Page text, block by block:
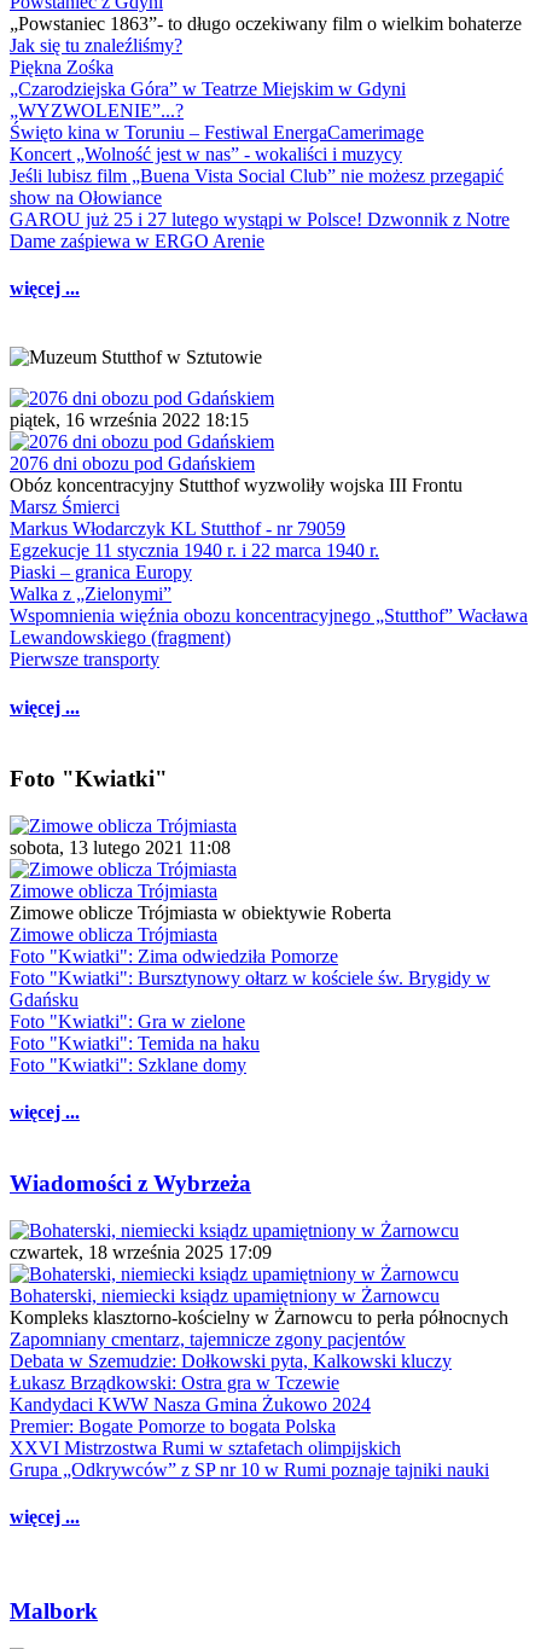
„Powstaniec 1863”- to długo oczekiwany film o wielkim bohaterze
Jak się tu znaleźliśmy?
Piękna Zośka
„Czarodziejska Góra” w Teatrze Miejskim w Gdyni
„WYZWOLENIE”...?
Święto kina w Toruniu – Festiwal EnergaCamerimage
Koncert „Wolność jest w nas” - wokaliści i muzycy
Jeśli lubisz film „Buena Vista Social Club” nie możesz przegapić
show na Ołowiance
GAROU już 25 i 27 lutego wystąpi w Polsce! Dzwonnik z Notre
Dame zaśpiewa w ERGO Arenie
więcej ...
piątek, 16 września 2022 18:15
2076 dni obozu pod Gdańskiem
Obóz koncentracyjny Stutthof wyzwoliły wojska III Frontu
Marsz Śmierci
Markus Włodarczyk KL Stutthof - nr 79059
Egzekucje 11 stycznia 1940 r. i 22 marca 1940 r.
Piaski – granica Europy
Walka z „Zielonymi”
Wspomnienia więźnia obozu koncentracyjnego „Stutthof” Wacława
Lewandowskiego (fragment)
Pierwsze transporty
więcej ...
Foto "Kwiatki"
sobota, 13 lutego 2021 11:08
Zimowe oblicza Trójmiasta
Zimowe oblicze Trójmiasta w obiektywie Roberta
Zimowe oblicza Trójmiasta
Foto "Kwiatki": Zima odwiedziła Pomorze
Foto "Kwiatki": Bursztynowy ołtarz w kościele św. Brygidy w
Gdańsku
Foto "Kwiatki": Gra w zielone
Foto "Kwiatki": Temida na haku
Foto "Kwiatki": Szklane domy
więcej ...
Wiadomości z Wybrzeża
czwartek, 18 września 2025 17:09
Bohaterski, niemiecki ksiądz upamiętniony w Żarnowcu
Kompleks klasztorno-kościelny w Żarnowcu to perła północnych
Zapomniany cmentarz, tajemnicze zgony pacjentów
Debata w Szemudzie: Dołkowski pyta, Kalkowski kluczy
Łukasz Brządkowski: Ostra gra w Tczewie
Kandydaci KWW Nasza Gmina Żukowo 2024
Premier: Bogate Pomorze to bogata Polska
XXVI Mistrzostwa Rumi w sztafetach olimpijskich
Grupa „Odkrywców” z SP nr 10 w Rumi poznaje tajniki nauki
więcej ...
Malbork